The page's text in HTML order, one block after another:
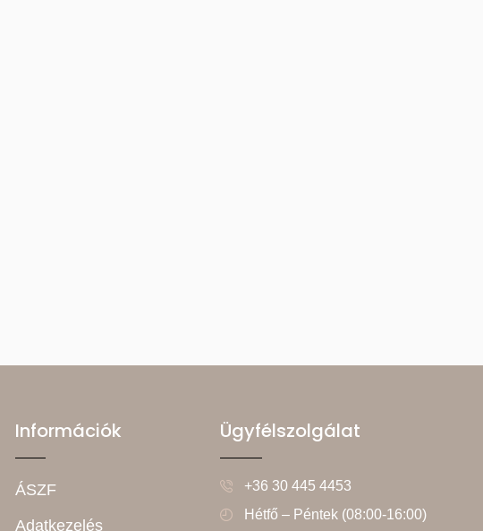
Információk
ÁSZF
Adatkezelés
Ügyfélszolgálat
+36 30 445 4453
Hétfő – Péntek (08:00-16:00)